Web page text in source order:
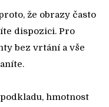
že obrazy často
dispozici. Pro
bez vrtání a vše
hmotnost